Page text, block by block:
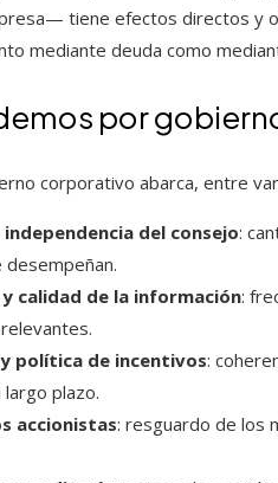
tiene efectos directos y
mediante deuda como
por
corporativo abarca, entre
del consejo:
calidad de la información:
política de incentivos:
largo plazo.
accionistas: resguardo de los